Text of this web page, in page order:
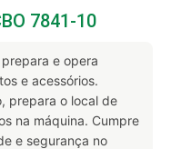
7841-10
prepara e opera
e acessórios.
prepara o local de
na máquina. Cumpre
e segurança no